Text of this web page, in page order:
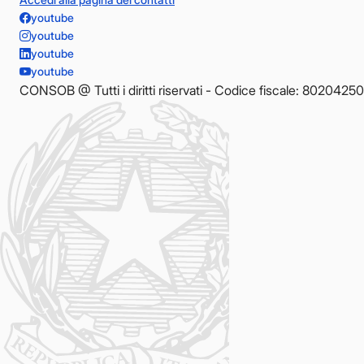
youtube
youtube
youtube
youtube
CONSOB @ Tutti i diritti riservati - Codice fiscale: